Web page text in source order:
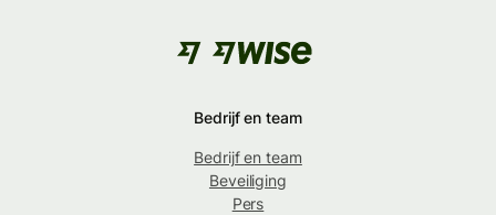
Bedrijf en team
Bedrijf en team
Beveiliging
Pers